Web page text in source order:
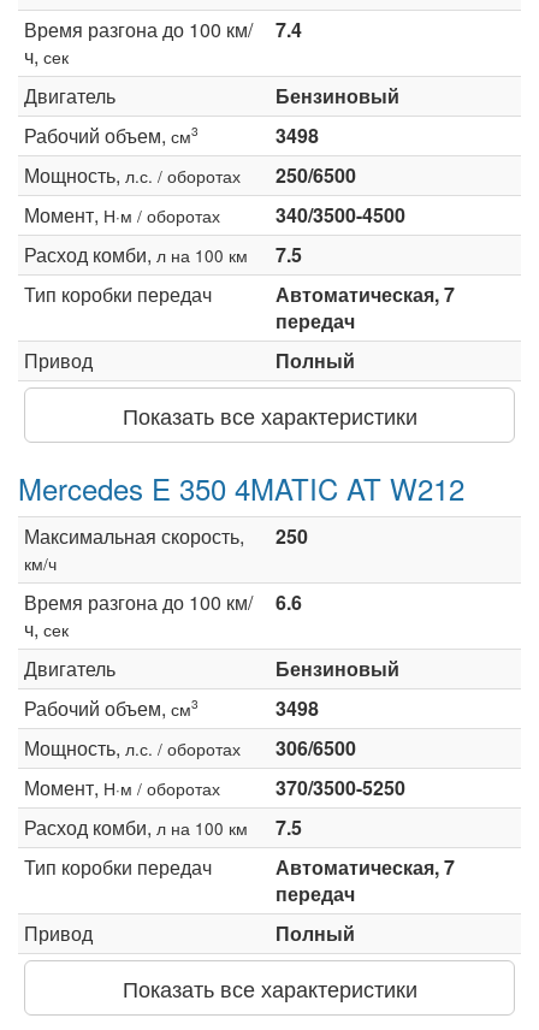
Время разгона до 100 км/
ч, сек
7.4
Двигатель
Бензиновый
Рабочий объем, см3
3498
Мощность, л.с. / оборотах
250/6500
Момент, Н·м / оборотах
340/3500-4500
Расход комби, л на 100 км
7.5
Тип коробки передач
Автоматическая, 7
передач
Привод
Полный
Показать все характеристики
Mercedes E 350 4MATIC AT W212
Максимальная скорость,
км/ч
250
Время разгона до 100 км/
ч, сек
6.6
Двигатель
Бензиновый
Рабочий объем, см3
3498
Мощность, л.с. / оборотах
306/6500
Момент, Н·м / оборотах
370/3500-5250
Расход комби, л на 100 км
7.5
Тип коробки передач
Автоматическая, 7
передач
Привод
Полный
Показать все характеристики